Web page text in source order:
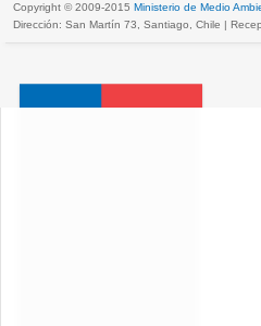
Copyright © 2009-2015 Ministerio de Medio
Dirección: San Martín 73, Santiago, Chile |